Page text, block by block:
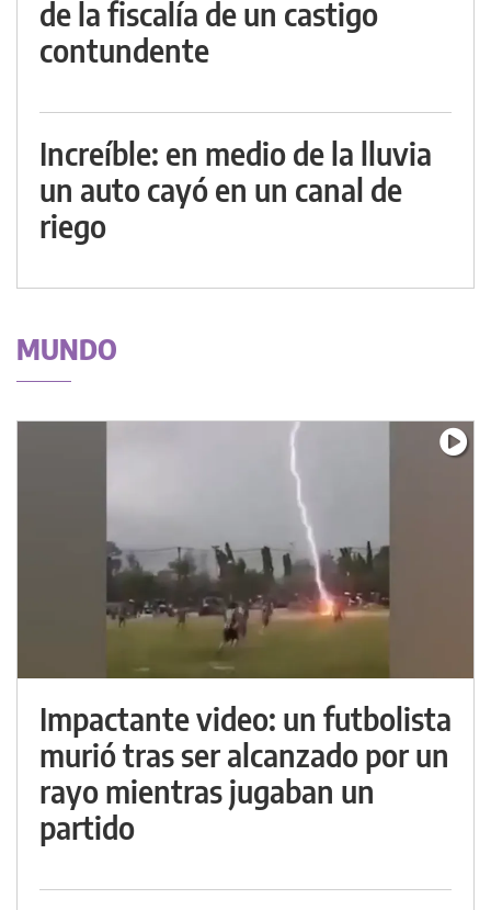
de la fiscalía de un castigo
contundente
Increíble: en medio de la lluvia
un auto cayó en un canal de
riego
MUNDO
Impactante video: un futbolista
murió tras ser alcanzado por un
rayo mientras jugaban un
partido